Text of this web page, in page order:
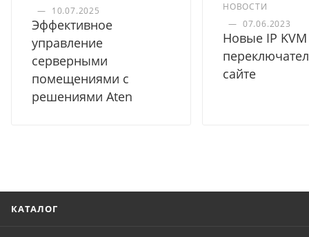
— 10.07.2025
Эффективное
управление
серверными
помещениями с
решениями Aten
НОВОСТИ
— 07.06.2023
Новые IP KVM
сайте
КАТАЛОГ